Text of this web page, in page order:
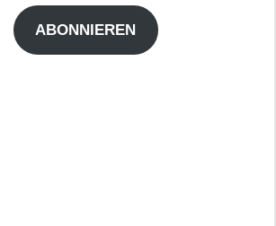
Adresse
ABONNIEREN